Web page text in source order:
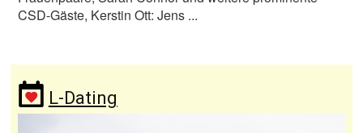
CSD-Gäste, Kerstin Ott: Jens ...
L-Dating